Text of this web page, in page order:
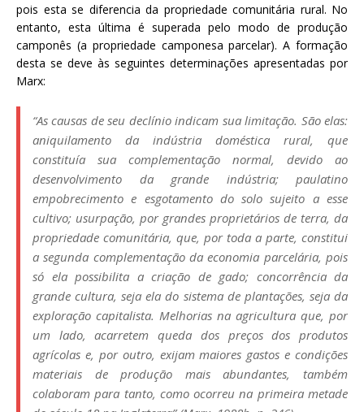
pois esta se diferencia da propriedade comunitária rural. No
entanto, esta última é superada pelo modo de produção
camponês (a propriedade camponesa parcelar). A formação
desta se deve às seguintes determinações apresentadas por
Marx:
“As causas de seu declínio indicam sua limitação. São elas:
aniquilamento da indústria doméstica rural, que
constituía sua complementação normal, devido ao
desenvolvimento da grande indústria; paulatino
empobrecimento e esgotamento do solo sujeito a esse
cultivo; usurpação, por grandes proprietários de terra, da
propriedade comunitária, que, por toda a parte, constitui
a segunda complementação da economia parcelária, pois
só ela possibilita a criação de gado; concorrência da
grande cultura, seja ela do sistema de plantações, seja da
exploração capitalista. Melhorias na agricultura que, por
um lado, acarretem queda dos preços dos produtos
agrícolas e, por outro, exijam maiores gastos e condições
materiais de produção mais abundantes, também
colaboram para tanto, como ocorreu na primeira metade